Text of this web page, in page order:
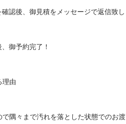
認後、御見積をメッセージで返信致し
御予約完了！
理由
隅々まで汚れを落とした状態でのお渡